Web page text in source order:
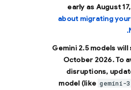
early as August
about migrating
Gemini 2.5 models will
October 2026. To
disruptions,
model (like gemini-